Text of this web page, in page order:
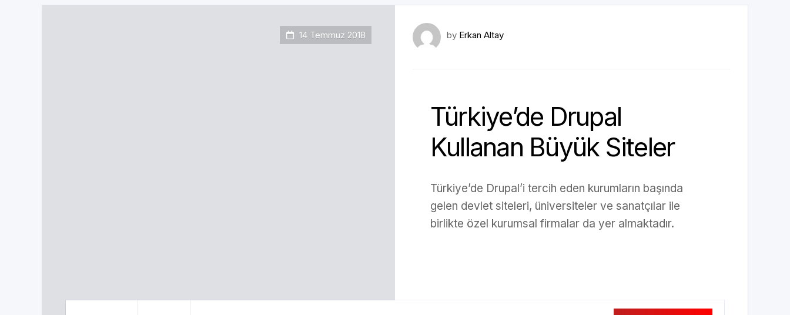
14 Temmuz 2018 by Erkan Altay
Türkiye’de Drupal
Kullanan Büyük Siteler
Türkiye’de Drupal’i tercih eden kurumların başında
gelen devlet siteleri, üniversiteler ve sanatçılar ile
birlikte özel kurumsal firmalar da yer almaktadır.